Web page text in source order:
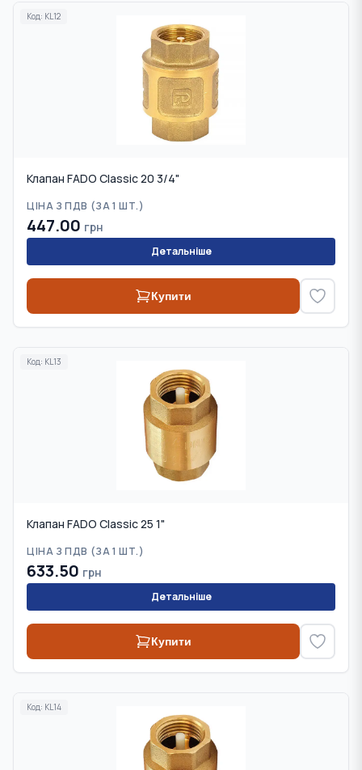
Код: KL12
Клапан FADO Classic 20 3/4"
ЦІНА З ПДВ (ЗА 1 ШТ.)
447.00 грн
Детальніше
Купити
Код: KL13
Клапан FADO Classic 25 1"
ЦІНА З ПДВ (ЗА 1 ШТ.)
633.50 грн
Детальніше
Купити
Код: KL14